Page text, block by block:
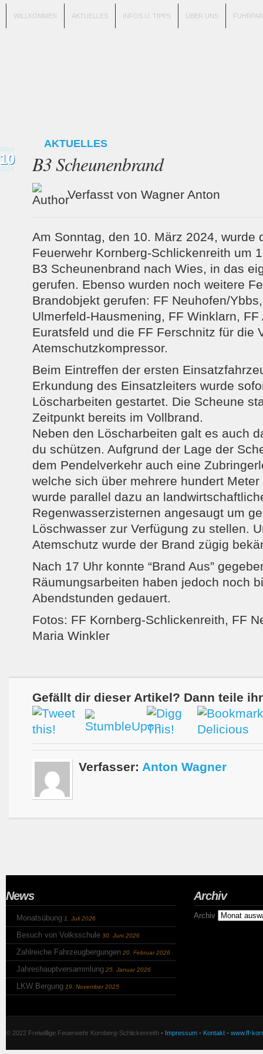
WILLKOMMEN AKTUELLES INFOS U. TIPPS ÜBER UNS
März
10
2024
AKTUELLES
B3 Scheunenbrand
Verfasst von Wagner Anton
Am Sonntag, den 10. März 2024, wurde
Feuerwehr Kornberg-Schlickenreith um
B3 Scheunenbrand nach Wies, in das
gerufen. Ebenso wurden noch weitere
Brandobjekt gerufen: FF Neuhofen/
Ulmerfeld-Hausmening, FF Winklarn, FF
Euratsfeld und die FF Ferschnitz für die
Atemschutzkompressor.
Beim Eintreffen der ersten
Erkundung des Einsatzleiters wurde
Löscharbeiten gestartet. Die Scheune
Zeitpunkt bereits im Vollbrand.
Neben den Löscharbeiten galt es auch
du schützen. Aufgrund der Lage der
dem Pendelverkehr auch eine
welche sich über mehrere hundert
wurde parallel dazu an
Regenwasserzisternen angesaugt um
Löschwasser zur Verfügung zu stellen.
Atemschutz wurde der Brand zügig
Nach 17 Uhr konnte “Brand Aus”
Räumungsarbeiten haben jedoch noch
Abendstunden gedauert.
Fotos: FF Kornberg-Schlickenreith, FF
Maria Winkler
Gefällt dir dieser Artikel? Dann teile
Verfasser: Anton Wagner
News
Monatsübung 1. Juli 2026
Besuch von Volksschule 30. Juni 2026
Zahlreiche Fahrzeugbergungen 20. Februar 2026
Jahreshauptversammlung 25. Januar 2026
LKW Bergung 19. November 2025
Archiv
Archiv
© 2022 Freiwillige Feuerwehr Kornberg-Schlickenreith • Impressum • Kontakt • www.ff-